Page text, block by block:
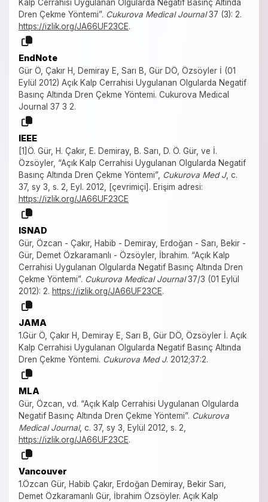
Kalp Cerrahisi Uygulanan Olgularda Negatif Basınç Altında
Dren Çekme Yöntemi”. Cukurova Medical Journal37 (3): 2.
https://izlik.org/JA66UF23CE.
EndNote
Gür Ö, Çakır H, Demiray E, Sarı B, Gür DÖ, Özsöyler İ (01
Eylül 2012) Açık Kalp Cerrahisi Uygulanan Olgularda Negatif
Basınç Altında Dren Çekme Yöntemi. Cukurova Medical
Journal 37 3 2.
IEEE
[1]Ö. Gür, H. Çakır, E. Demiray, B. Sarı, D. Ö. Gür, ve İ.
Özsöyler, “Açık Kalp Cerrahisi Uygulanan Olgularda Negatif
Basınç Altında Dren Çekme Yöntemi”, Cukurova Med J, c.
37, sy 3, s. 2, Eyl. 2012, [çevrimiçi]. Erişim adresi:
https://izlik.org/JA66UF23CE
ISNAD
Gür, Özcan - Çakır, Habib - Demiray, Erdoğan - Sarı, Bekir -
Gür, Demet Özkaramanlı - Özsöyler, İbrahim. “Açık Kalp
Cerrahisi Uygulanan Olgularda Negatif Basınç Altında Dren
Çekme Yöntemi”. Cukurova Medical Journal37/3 (01 Eylül
2012): 2. https://izlik.org/JA66UF23CE.
JAMA
1.Gür Ö, Çakır H, Demiray E, Sarı B, Gür DÖ, Özsöyler İ. Açık
Kalp Cerrahisi Uygulanan Olgularda Negatif Basınç Altında
Dren Çekme Yöntemi. Cukurova Med J. 2012;37:2.
MLA
Gür, Özcan, vd. “Açık Kalp Cerrahisi Uygulanan Olgularda
Negatif Basınç Altında Dren Çekme Yöntemi”. Cukurova
Medical Journal, c. 37, sy 3, Eylül 2012, s. 2,
https://izlik.org/JA66UF23CE.
Vancouver
1.Özcan Gür, Habib Çakır, Erdoğan Demiray, Bekir Sarı,
Demet Özkaramanlı Gür, İbrahim Özsöyler. Açık Kalp